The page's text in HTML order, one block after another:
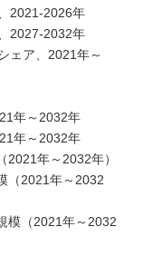
2021-2026年
2027-2032年
ェア、2021年～
年～2032年
年～2032年
年～2032年）
（2021年～2032
模（2021年～2032